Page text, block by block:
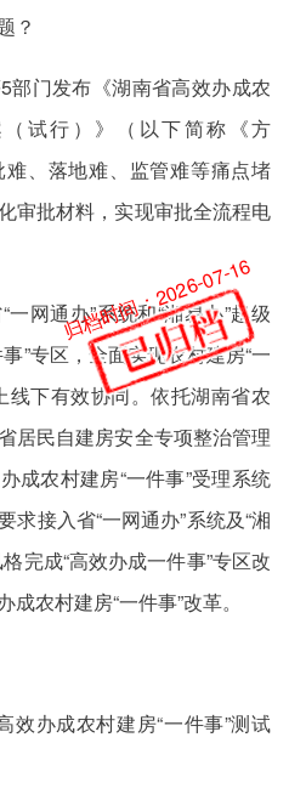
？
部门发布《湖南省高效办成农
试行）》（以下简称《方
、落地难、监管难等痛点堵
审批材料，实现审批全流程电
一网通办”系统和“湘易办”超级
”专区，全面实现农村建房“一
线下有效协同。依托湖南省农
居民自建房安全专项整治管理
成农村建房“一件事”受理系统
接入省“一网通办”系统及“湘
完成“高效办成一件事”专区改
农村建房“一件事”改革。
效办成农村建房“一件事”测试
归档时间：2026-07-16